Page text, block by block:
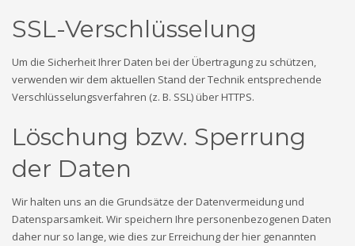
SSL-Verschlüsselung
Um die Sicherheit Ihrer Daten bei der Übertragung zu schützen,
verwenden wir dem aktuellen Stand der Technik entsprechende
Verschlüsselungsverfahren (z. B. SSL) über HTTPS.
Löschung bzw. Sperrung
der Daten
Wir halten uns an die Grundsätze der Datenvermeidung und
Datensparsamkeit. Wir speichern Ihre personenbezogenen Daten
daher nur so lange, wie dies zur Erreichung der hier genannten